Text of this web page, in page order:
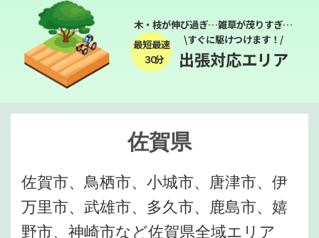
木・枝が伸び過ぎ…雑草が茂りすぎ…
最短最速
３０分
\すぐに駆けつけます！/
出張対応エリア
佐賀県
佐賀市、鳥栖市、小城市、唐津市、伊
万里市、武雄市、多久市、鹿島市、嬉
野市、神崎市など佐賀県全域エリア